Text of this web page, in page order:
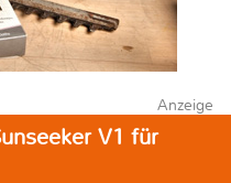
Anzeige
V1 für